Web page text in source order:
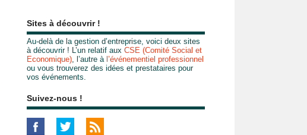
Sites à découvrir !
Au-delà de la gestion d’entreprise, voici deux sites
à découvrir ! L’un relatif aux CSE (Comité Social et
Economique), l’autre à l’événementiel professionnel
ou vous trouverez des idées et prestataires pour
vos événements.
Suivez-nous !